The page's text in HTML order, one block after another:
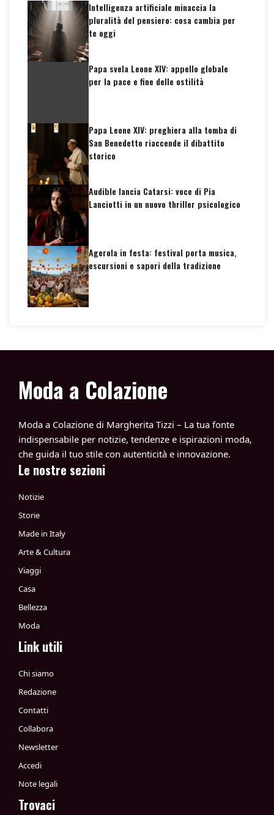
Intelligenza artificiale minaccia la
pluralità del pensiero: cosa cambia per
te oggi
Papa svela Leone XIV: appello globale
per la pace e fine delle ostilità
Papa Leone XIV: preghiera alla tomba di
San Benedetto riaccende il dibattito
storico
Audible lancia Catarsi: voce di Pia
Lanciotti in un nuovo thriller psicologico
Agerola in festa: festival porta musica,
escursioni e sapori della tradizione
Moda a Colazione
Moda a Colazione di Margherita Tizzi – La tua fonte
indispensabile per notizie, tendenze e ispirazioni moda,
che guida il tuo stile con autenticità e innovazione.
Le nostre sezioni
Notizie
Storie
Made in Italy
Arte & Cultura
Viaggi
Casa
Bellezza
Moda
Link utili
Chi siamo
Redazione
Contatti
Collabora
Newsletter
Accedi
Note legali
Trovaci